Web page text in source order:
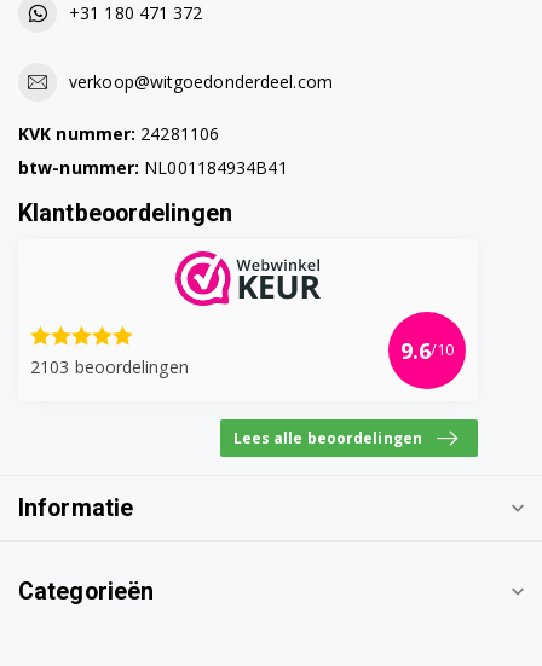
+31 180 471 372
verkoop@witgoedonderdeel.com
KVK nummer: 24281106
btw-nummer: NL001184934B41
Klantbeoordelingen
2103 beoordelingen
9.6/10
Lees alle beoordelingen
Informatie
Categorieën